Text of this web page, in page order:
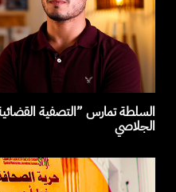
السلطة تمارس ”التصفية
الجلاصي